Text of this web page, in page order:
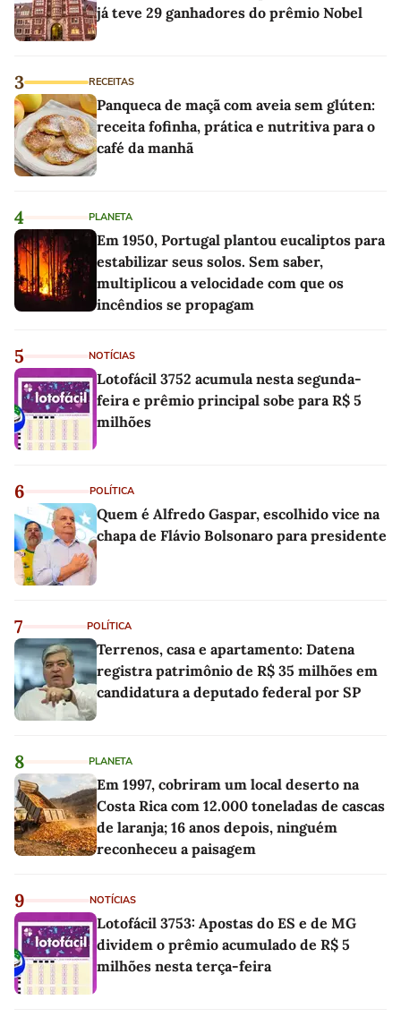
já teve 29 ganhadores do prêmio Nobel
3 RECEITAS
Panqueca de maçã com aveia sem glúten:
receita fofinha, prática e nutritiva para o
café da manhã
4 PLANETA
Em 1950, Portugal plantou eucaliptos para
estabilizar seus solos. Sem saber,
multiplicou a velocidade com que os
incêndios se propagam
5 NOTÍCIAS
Lotofácil 3752 acumula nesta segunda-
feira e prêmio principal sobe para R$ 5
milhões
6 POLÍTICA
Quem é Alfredo Gaspar, escolhido vice na
chapa de Flávio Bolsonaro para presidente
7 POLÍTICA
Terrenos, casa e apartamento: Datena
registra patrimônio de R$ 35 milhões em
candidatura a deputado federal por SP
8 PLANETA
Em 1997, cobriram um local deserto na
Costa Rica com 12.000 toneladas de cascas
de laranja; 16 anos depois, ninguém
reconheceu a paisagem
9 NOTÍCIAS
Lotofácil 3753: Apostas do ES e de MG
dividem o prêmio acumulado de R$ 5
milhões nesta terça-feira